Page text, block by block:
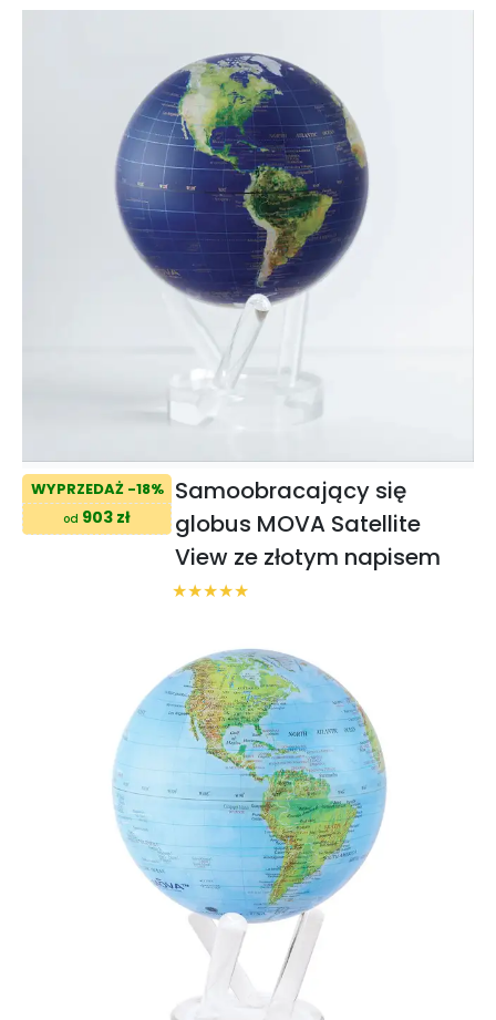
WYPRZEDAŻ -18%
od 903 zł
Samoobracający się
globus MOVA Satellite
View ze złotym napisem